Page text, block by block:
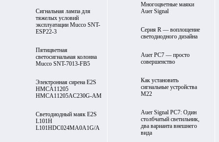
Сигнальная лампа для
тяжелых условий
эксплуатации Mucco SNT-
ESP22-3
Пятицветная
светосигнальная колонна
Mucco SNT-7013-FB5
Электронная сирена E2S
HMCA11205
HMCA11205AC230G-AM
Светодиодный маяк E2S
L101H
L101HDC024MA0A1G/A
Многоцветные маяки
Auer Signal
Серия R — воплощение
светодиодного дизайна
Auer PC7 — просто
совершенство
Как установить
сигнальные устройства
М22
Auer Signal PC7: Один
столбчатый светильник,
два варианта внешнего
вида